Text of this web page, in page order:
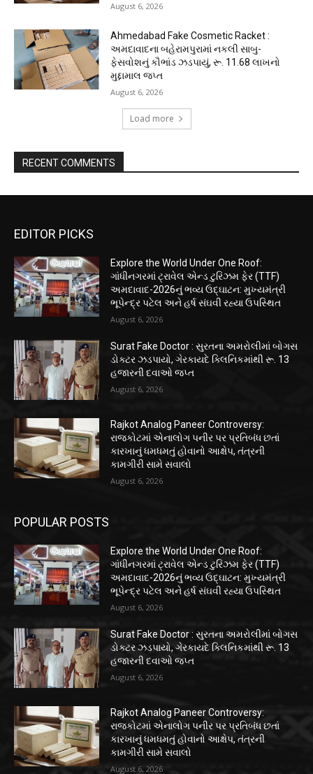
August 6, 2026
Ahmedabad Fake Cosmetic Racket :
અમદાવાદના બહેરામપુરામાં નકલી સાબુ-
ફેસવોશનું કૌભાંડ ઝડપાયું, રૂ. 11.68 લાખનો
મુદ્દામાલ જપ્ત
August 6, 2026
Load more
RECENT COMMENTS
EDITOR PICKS
Explore the World Under One Roof:
ગાંધીનગરમાં ટ્રાવેલ એન્ડ ટુરિઝમ ફેર (TTF)
અમદાવાદ-2026નું ભવ્ય ઉદ્ઘાટન: મુખ્યમંત્રી
ભૂપેન્દ્ર પટેલ અને હર્ષ સંઘવી રહ્યા ઉપસ્થિત
August 6, 2026
Surat Fake Doctor : સુરતના અમરોલીમાં બોગસ
ડોક્ટર ઝડપાયો, ગેરકાયદે ક્લિનિકમાંથી રૂ. 13
હજારની દવાઓ જપ્ત
August 6, 2026
Rajkot Analog Paneer Controversy:
રાજકોટમાં એનાલોગ પનીર પર પ્રતિબંધ છતાં
કારખાનું ધમધમતું હોવાનો આક્ષેપ, તંત્રની
કામગીરી સામે સવાલો
August 6, 2026
POPULAR POSTS
Explore the World Under One Roof:
ગાંધીનગરમાં ટ્રાવેલ એન્ડ ટુરિઝમ ફેર (TTF)
અમદાવાદ-2026નું ભવ્ય ઉદ્ઘાટન: મુખ્યમંત્રી
ભૂપેન્દ્ર પટેલ અને હર્ષ સંઘવી રહ્યા ઉપસ્થિત
August 6, 2026
Surat Fake Doctor : સુરતના અમરોલીમાં બોગસ
ડોક્ટર ઝડપાયો, ગેરકાયદે ક્લિનિકમાંથી રૂ. 13
હજારની દવાઓ જપ્ત
August 6, 2026
Rajkot Analog Paneer Controversy:
રાજકોટમાં એનાલોગ પનીર પર પ્રતિબંધ છતાં
કારખાનું ધમધમતું હોવાનો આક્ષેપ, તંત્રની
કામગીરી સામે સવાલો
August 6, 2026